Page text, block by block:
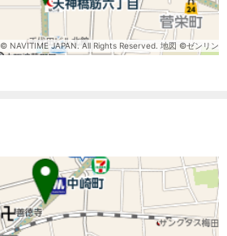
© NAVITIME JAPAN. All Rights Reserved. 地図 ©ゼンリン